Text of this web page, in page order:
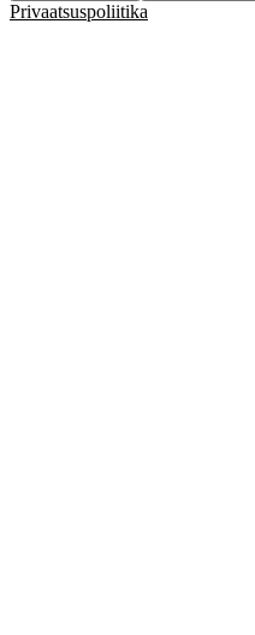
Privaatsuspoliitika